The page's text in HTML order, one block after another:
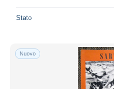
Stato
Nuovo